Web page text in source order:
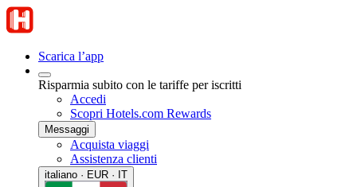
Scarica l’app
Risparmia subito con le tariffe per iscritti
Accedi
Scopri Hotels.com Rewards
Messaggi
Acquista viaggi
Assistenza clienti
italiano · EUR · IT